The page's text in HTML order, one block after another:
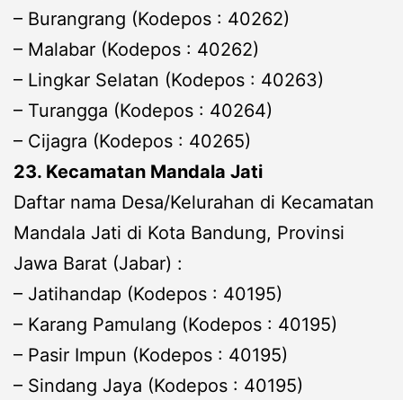
– Burangrang (Kodepos : 40262)
– Malabar (Kodepos : 40262)
– Lingkar Selatan (Kodepos : 40263)
– Turangga (Kodepos : 40264)
– Cijagra (Kodepos : 40265)
23. Kecamatan Mandala Jati
Daftar nama Desa/Kelurahan di Kecamatan
Mandala Jati di Kota Bandung, Provinsi
Jawa Barat (Jabar) :
– Jatihandap (Kodepos : 40195)
– Karang Pamulang (Kodepos : 40195)
– Pasir Impun (Kodepos : 40195)
– Sindang Jaya (Kodepos : 40195)